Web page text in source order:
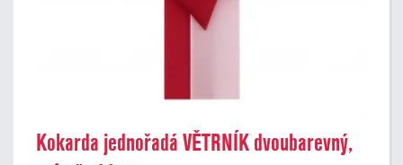
Kokarda jednořadá VĚTRNÍK dvoubarevný,